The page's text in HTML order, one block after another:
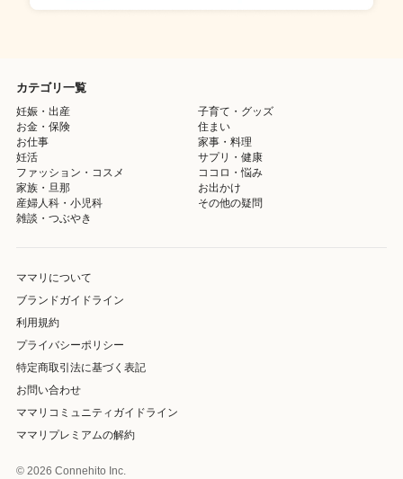
カテゴリ一覧
妊娠・出産
子育て・グッズ
お金・保険
住まい
お仕事
家事・料理
妊活
サプリ・健康
ファッション・コスメ
ココロ・悩み
家族・旦那
お出かけ
産婦人科・小児科
その他の疑問
雑談・つぶやき
ママリについて
ブランドガイドライン
利用規約
プライバシーポリシー
特定商取引法に基づく表記
お問い合わせ
ママリコミュニティガイドライン
ママリプレミアムの解約
© 2026 Connehito Inc.